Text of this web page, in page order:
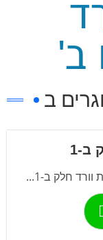
ב'
ב
ב-1
חלק ב-1...